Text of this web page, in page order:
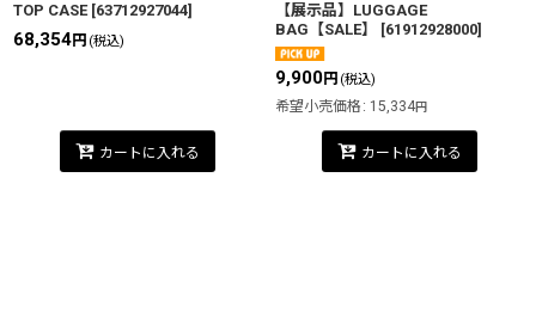
TOP CASE [63712927044]
68,354円 (税込)
カートに入れる
【展示品】LUGGAGE
BAG【SALE】
[61912928000]
9,900円 (税込)
希望小売価格 : 15,334円
カートに入れる